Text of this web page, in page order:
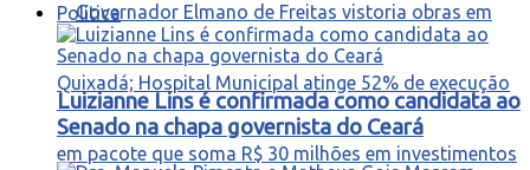
Política
Luizianne Lins é confirmada como candidata ao
Senado na chapa governista do Ceará